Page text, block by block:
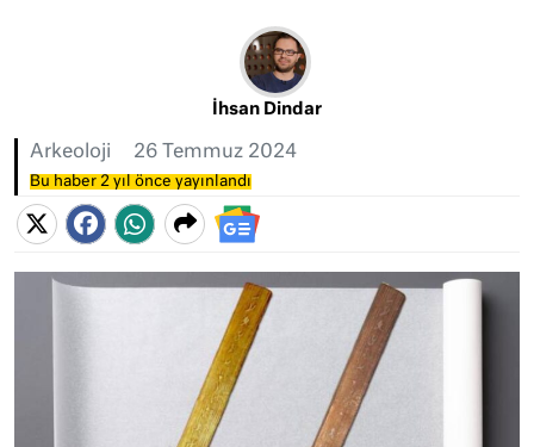
İhsan Dindar
Arkeoloji 26 Temmuz 2024
Bu haber 2 yıl önce yayınlandı